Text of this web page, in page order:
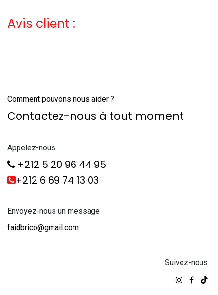
Avis client :
Comment pouvons nous aider ?
Contactez-nous à tout moment
Appelez-nous
+212 5 20 96 44 95
+212 6 69 74 13 03
Envoyez-nous un message
faidbrico@gmail.com
Suivez-nous